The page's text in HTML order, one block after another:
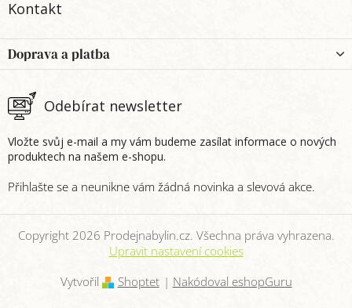
Kontakt
Odebírat newsletter
Vložte svůj e-mail a my vám budeme zasílat informace o nových
produktech na našem e-shopu.
Doprava a platba
Vytvořil Shoptet | Nakódoval eshopGuru
Copyright 2026 Prodejnabylin.cz. Všechna práva vyhrazena.
Upravit nastavení cookies